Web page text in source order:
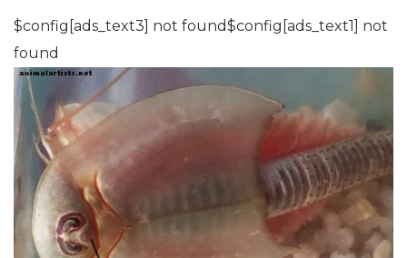
$config[ads_text3] not found$config[ads_text1] not
found